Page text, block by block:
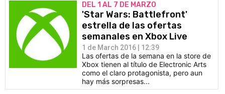
DEL 1 AL 7 DE MARZO
'Star Wars: Battlefront'
estrella de las ofertas
semanales en Xbox Live
1 de March 2016 | 12:39
Las ofertas de la semana en la store de
Xbox tienen al título de Electronic Arts
como el claro protagonista, pero aun
hay más sorpresas...